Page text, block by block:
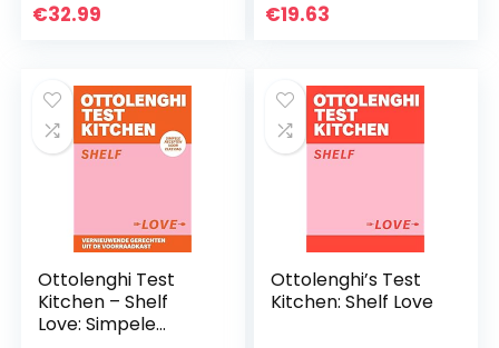
€32.99 €19.63
Ottolenghi Test
Kitchen – Shelf
Love: Simpele
Ottolenghi’s Test
Kitchen: Shelf Love